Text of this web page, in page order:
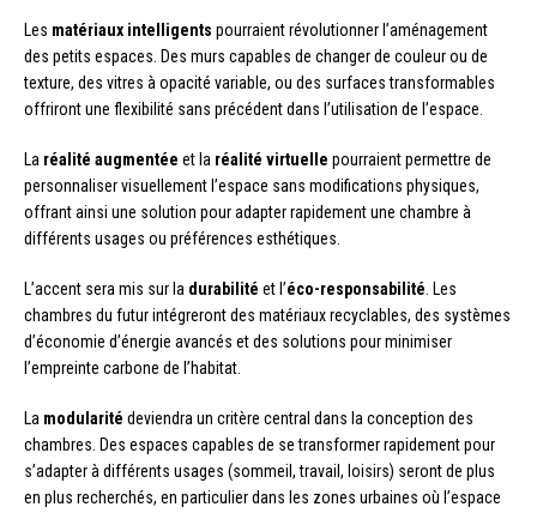
Les matériaux intelligents pourraient révolutionner l’aménagement
des petits espaces. Des murs capables de changer de couleur ou de
texture, des vitres à opacité variable, ou des surfaces transformables
offriront une flexibilité sans précédent dans l’utilisation de l’espace.
La réalité augmentée et la réalité virtuelle pourraient permettre de
personnaliser visuellement l’espace sans modifications physiques,
offrant ainsi une solution pour adapter rapidement une chambre à
différents usages ou préférences esthétiques.
L’accent sera mis sur la durabilité et l’éco-responsabilité . Les
chambres du futur intégreront des matériaux recyclables, des systèmes
d’économie d’énergie avancés et des solutions pour minimiser
l’empreinte carbone de l’habitat.
La modularité deviendra un critère central dans la conception des
chambres. Des espaces capables de se transformer rapidement pour
s’adapter à différents usages (sommeil, travail, loisirs) seront de plus
en plus recherchés, en particulier dans les zones urbaines où l’espace